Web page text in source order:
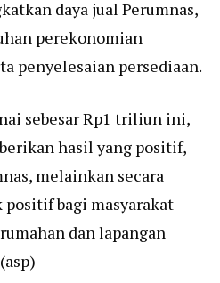
daya jual Perumnas,
perekonomian
penyelesaian persediaan.
sebesar Rp1 triliun ini,
hasil yang positif,
melainkan secara
positif bagi masyarakat
dan lapangan